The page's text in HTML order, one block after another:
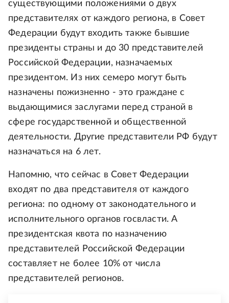
существующими положениями о двух
представителях от каждого региона, в Совет
Федерации будут входить также бывшие
президенты страны и до 30 представителей
Российской Федерации, назначаемых
президентом. Из них семеро могут быть
назначены пожизненно - это граждане с
выдающимися заслугами перед страной в
сфере государственной и общественной
деятельности. Другие представители РФ будут
назначаться на 6 лет.
Напомню, что сейчас в Совет Федерации
входят по два представителя от каждого
региона: по одному от законодательного и
исполнительного органов госвласти. А
президентская квота по назначению
представителей Российской Федерации
составляет не более 10% от числа
представителей регионов.